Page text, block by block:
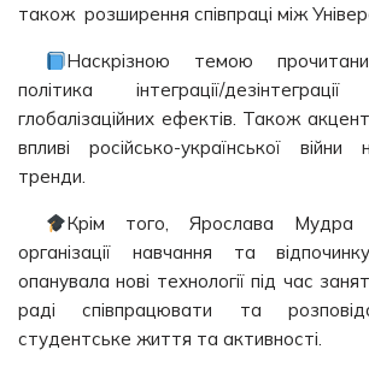
також розширення співпраці між
Наскрізною темою
політика інтеграції/
глобалізаційних ефектів. Також
впливі російсько-української війни
тренди.
Крім того, Ярослава Мудра
організації навчання та
опанувала нові технології під час
раді співпрацювати та
студентське життя та активності.